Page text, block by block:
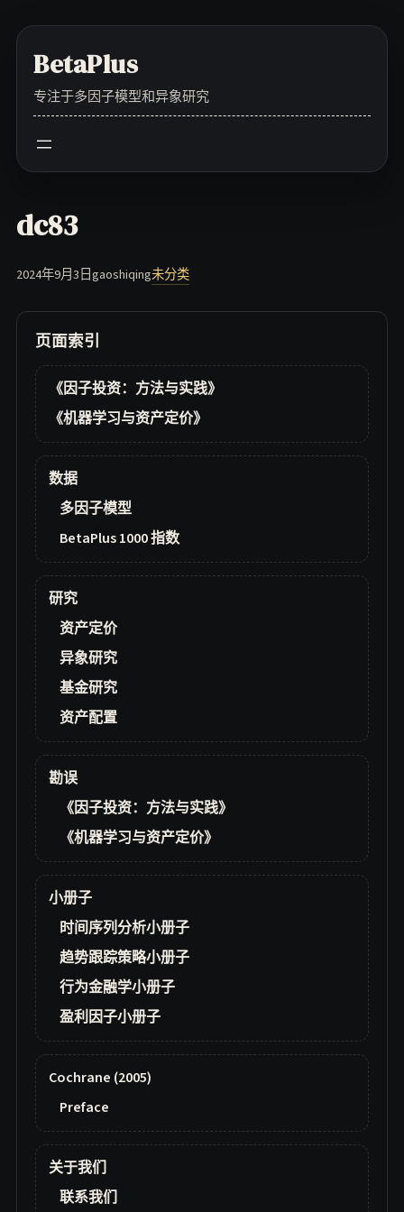
contentBetaPlus
专注于多因子模型和异象研究
dc83
2024年9月3日gaoshiqing未分类
页面索引
《因子投资：方法与实践》
《机器学习与资产定价》
数据
多因子模型
BetaPlus 1000 指数
研究
资产定价
异象研究
基金研究
资产配置
勘误
《因子投资：方法与实践》
《机器学习与资产定价》
小册子
时间序列分析小册子
趋势跟踪策略小册子
行为金融学小册子
盈利因子小册子
Cochrane (2005)
Preface
关于我们
联系我们